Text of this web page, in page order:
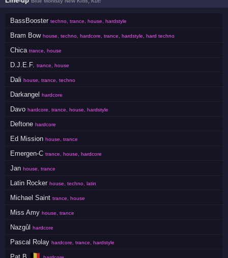
BassBooster techno, trance, house, hardstyle
Bram Bow house, techno, hardcore, trance, hardstyle, hard techno
Chica trance, house
D.J.E.F. trance, house
Dali house, trance, techno
Darkangel hardcore
Davo hardcore, trance, house, hardstyle
Deftone hardcore
Ed Mission house, trance
Emergen-C trance, house, hardcore
Jan house, trance
Latin Rocker house, techno, latin
Michael Saint trance, house
Miss Amy house, trance
Nazgûl hardcore
Pascal Rolay hardcore, trance, hardstyle